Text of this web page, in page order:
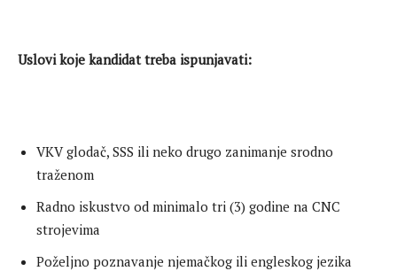
Uslovi koje kandidat treba ispunjavati:
VKV glodač, SSS ili neko drugo zanimanje srodno
traženom
Radno iskustvo od minimalo tri (3) godine na CNC
strojevima
Poželjno poznavanje njemačkog ili engleskog jezika